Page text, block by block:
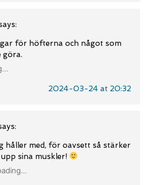
för höfterna och något som
göra.
2024-03-24 at 20:32
håller med, för oavsett så stärker
sina muskler!